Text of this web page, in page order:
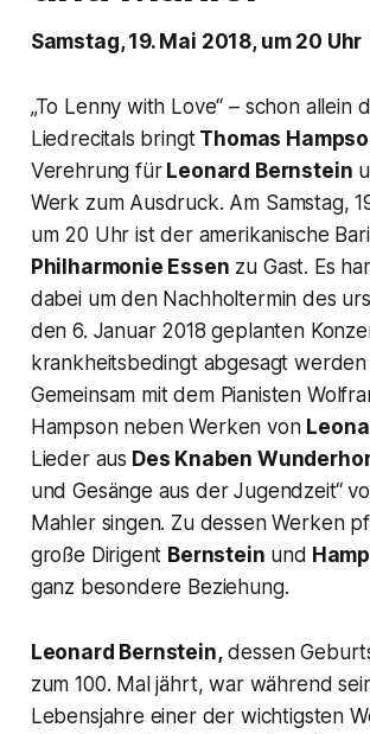
Samstag, 19. Mai 2018, um 20 Uhr
„To Lenny with Love“ – schon allein
Liedrecitals bringtThomas
Verehrung fürLeonard Bernstein
Werk zum Ausdruck. Am Samstag,
um 20 Uhr ist der amerikanische
Philharmonie Essen zu Gast. Es
dabei um den Nachholtermin des
den 6. Januar 2018 geplanten
krankheitsbedingt abgesagt werden
Gemeinsam mit dem Pianisten
Hampson neben Werken von
Lieder aus Des Knaben
und Gesänge aus der Jugendzeit“
Mahler singen. Zu dessen Werken
große Dirigent Bernstein und
ganz besondere Beziehung.
Leonard Bernstein,dessen
zum 100. Mal jährt, war während
Lebensjahre einer der wichtigsten